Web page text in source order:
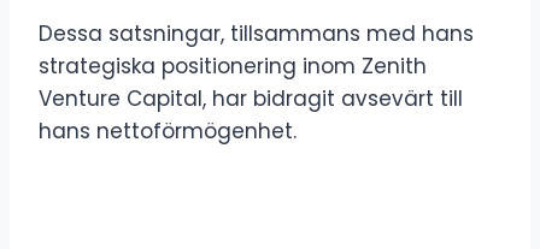
Dessa satsningar, tillsammans med hans
strategiska positionering inom Zenith
Venture Capital, har bidragit avsevärt till
hans nettoförmögenhet.